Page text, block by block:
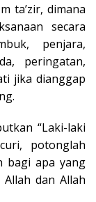
ta’zir, dimana
secara
penjara,
peringatan,
jika dianggap
“Laki-laki
potonglah
bagi apa yang
dan Allah